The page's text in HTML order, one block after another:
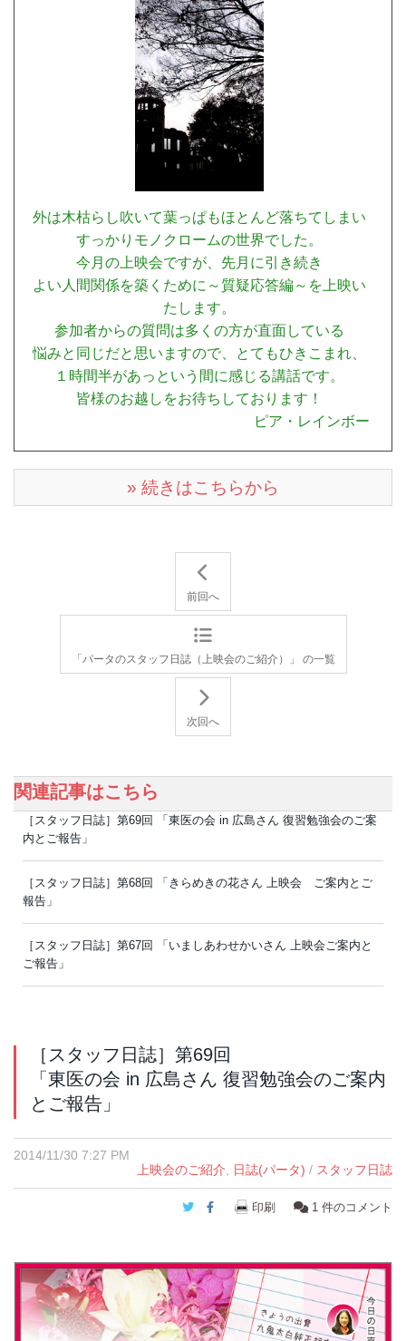
外は木枯らし吹いて葉っぱもほとんど落ちてしまい
すっかりモノクロームの世界でした。
今月の上映会ですが、先月に引き続き
よい人間関係を築くために～質疑応答編～を上映い
たします。
参加者からの質問は多くの方が直面している
悩みと同じだと思いますので、とてもひきこまれ、
１時間半があっという間に感じる講話です。
皆様のお越しをお待ちしております！
ピア・レインボー
» 続きはこちらから
前回へ
「パータのスタッフ日誌（上映会のご紹介）」 の一覧
次回へ
関連記事はこちら
［スタッフ日誌］第69回 「東医の会 in 広島さん 復習勉強会のご案
内とご報告」
［スタッフ日誌］第68回 「きらめきの花さん 上映会 ご案内とご
報告」
［スタッフ日誌］第67回 「いましあわせかいさん 上映会ご案内と
ご報告」
［スタッフ日誌］第69回
「東医の会 in 広島さん 復習勉強会のご案内
とご報告」
2014/11/30 7:27 PM
上映会のご紹介, 日誌(パータ) / スタッフ日誌
Twitter
Facebook
印刷 1 件のコメント